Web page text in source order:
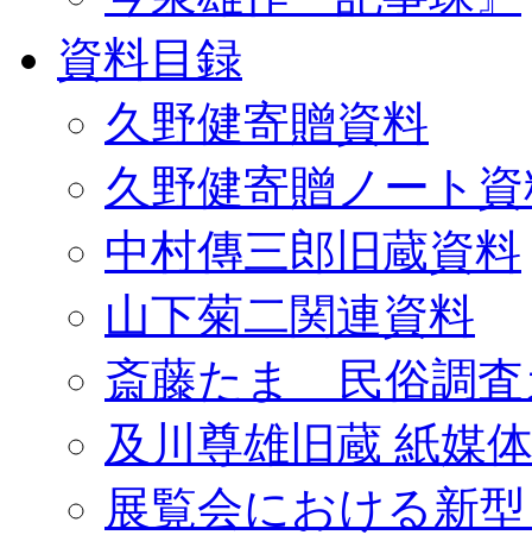
資料目録
久野健寄贈資料
久野健寄贈ノート
中村傳三郎旧蔵資料
山下菊二関連資料
斎藤たま 民俗調査
及川尊雄旧蔵 紙媒
展覧会における新